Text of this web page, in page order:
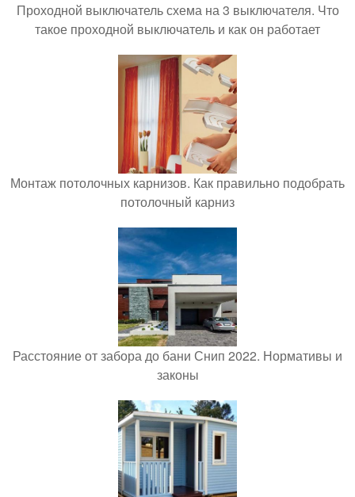
Проходной выключатель схема на 3 выключателя. Что
такое проходной выключатель и как он работает
Монтаж потолочных карнизов. Как правильно подобрать
потолочный карниз
Расстояние от забора до бани Снип 2022. Нормативы и
законы